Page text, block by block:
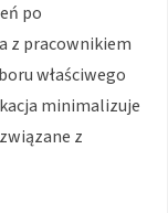
po
z pracownikiem
właściwego
minimalizuje
z